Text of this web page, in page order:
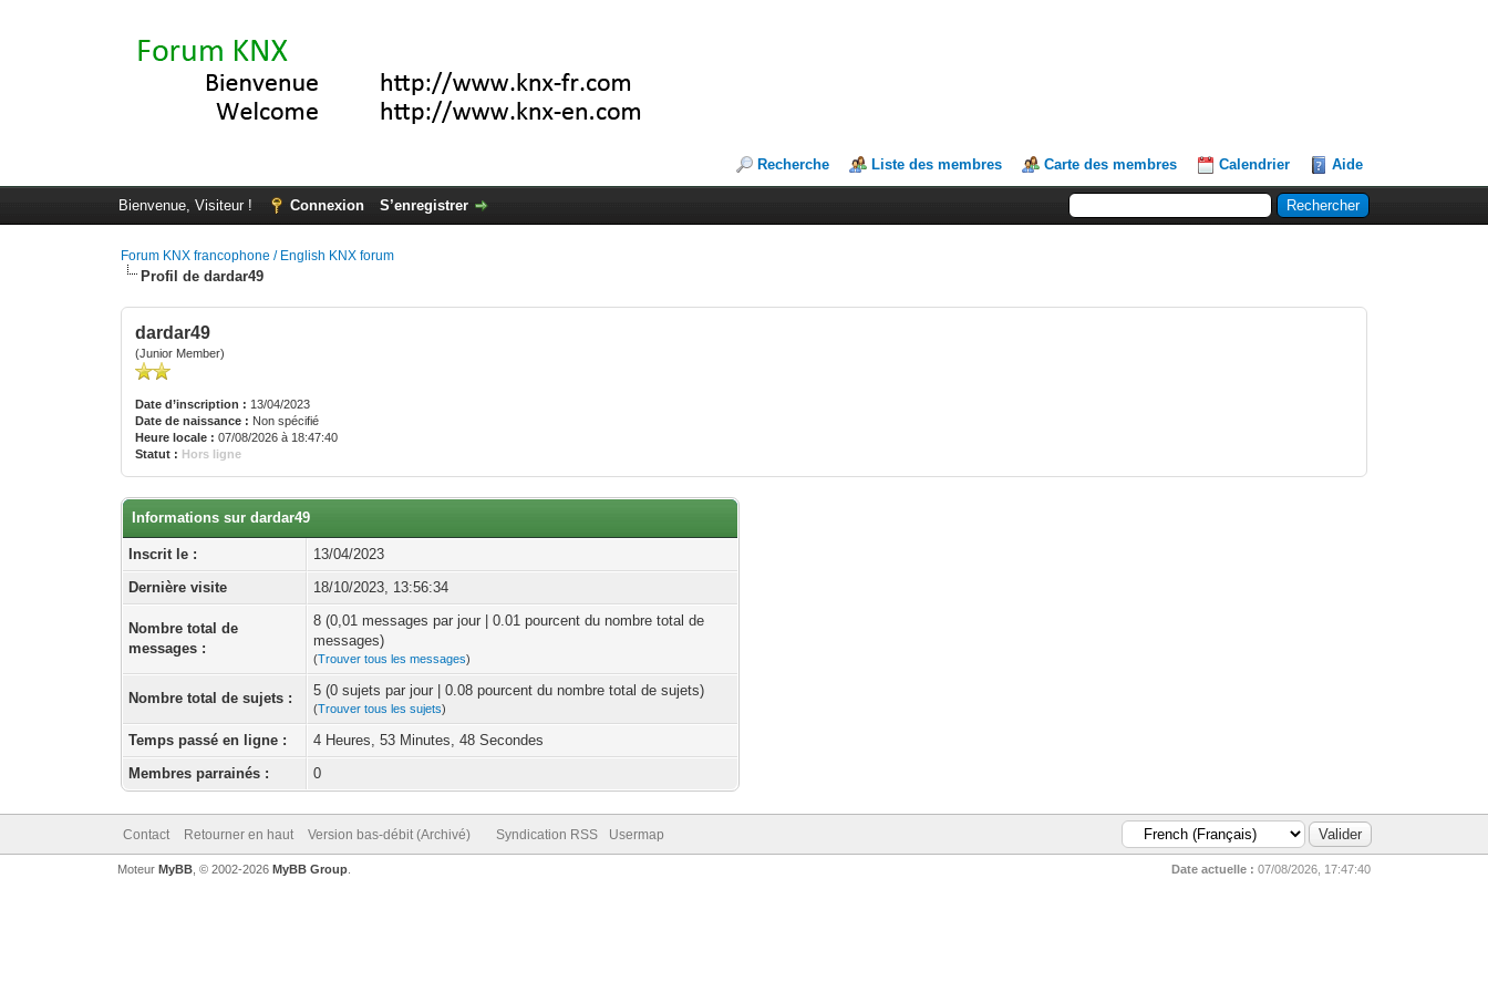
Recherche Liste des membres Carte des membres Calendrier Aide
Bienvenue, Visiteur ! Connexion S’enregistrer
Forum KNX francophone / English KNX forum
Profil de dardar49
dardar49
(Junior Member)
Date d’inscription : 13/04/2023
Date de naissance : Non spécifié
Heure locale : 07/08/2026 à 18:47:40
Statut : Hors ligne
Informations sur dardar49
Inscrit le :
13/04/2023
Dernière visite
18/10/2023, 13:56:34
Nombre total de
messages :
8 (0,01 messages par jour | 0.01 pourcent du nombre total de
messages)
(Trouver tous les messages)
Nombre total de sujets : 5 (0 sujets par jour | 0.08 pourcent du nombre total de sujets)
(Trouver tous les sujets)
Temps passé en ligne :
4 Heures, 53 Minutes, 48 Secondes
Membres parrainés :
0
Contact Retourner en haut Version bas-débit (Archivé) Syndication RSS Usermap
Date actuelle : 07/08/2026, 17:47:40
Moteur MyBB, © 2002-2026 MyBB Group.